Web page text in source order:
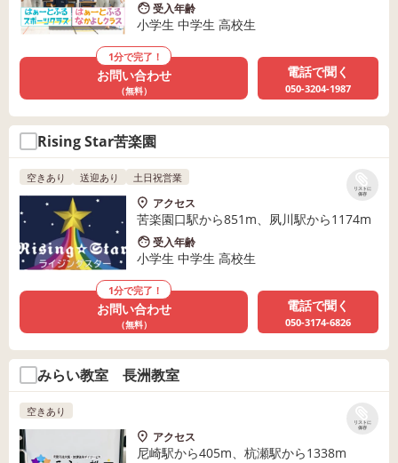
受入年齢
小学生 中学生 高校生
1分で完了！
お問い合わせ
（無料）
電話で聞く
050-3204-1987
Rising Star苦楽園
リストに
保存
空きあり 送迎あり 土日祝営業
アクセス
苦楽園口駅から851m、夙川駅から1174m
受入年齢
小学生 中学生 高校生
1分で完了！
お問い合わせ
（無料）
電話で聞く
050-3174-6826
みらい教室 長洲教室
リストに
保存
空きあり
アクセス
尼崎駅から405m、杭瀬駅から1338m